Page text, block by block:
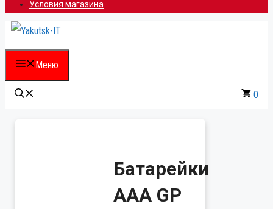
Условия магазина
Меню
0
Батарейки
AAA GP